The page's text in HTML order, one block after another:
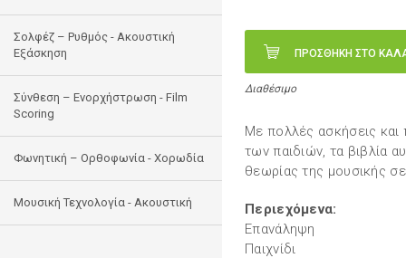
Σολφέζ – Ρυθμός - Ακουστική
Εξάσκηση
Σύνθεση – Ενορχήστρωση - Film
Scoring
Φωνητική – Ορθοφωνία - Χορωδία
Μουσική Τεχνολογία - Ακουστική
ΠΡΟΣΘΗΚΗ ΣΤΟ
Διαθέσιμο
Με πολλές ασκήσεις και
των παιδιών, τα βιβλία
θεωρίας της μουσικής σε
Περιεχόμενα:
Επανάληψη
Παιχνίδι